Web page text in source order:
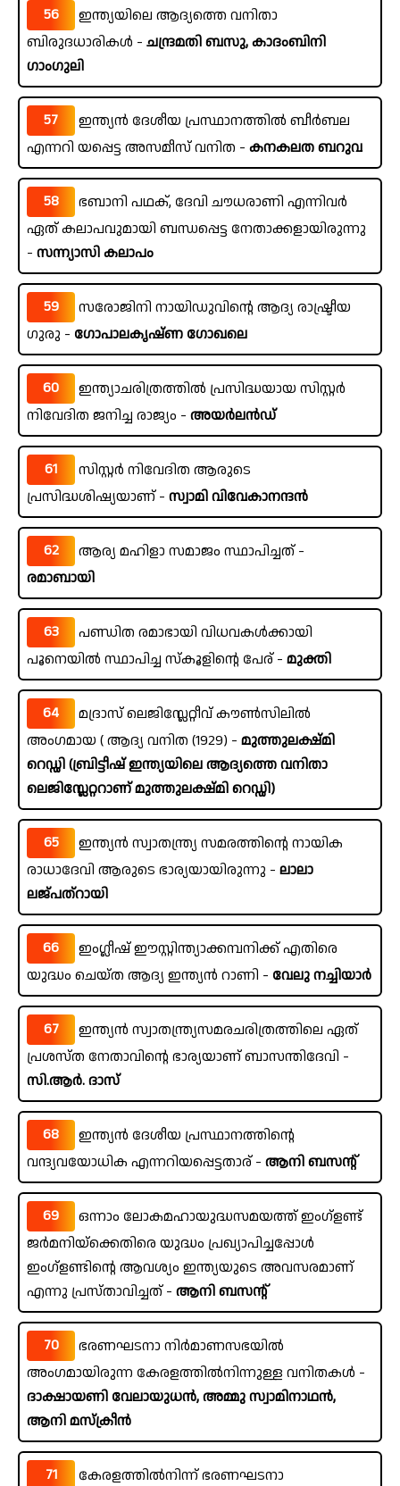
56
ഇന്ത്യയിലെ ആദ്യത്തെ വനിതാ
ബിരുദധാരികൾ - ചന്ദ്രമതി ബസു, കാദംബിനി
ഗാംഗുലി
57
ഇന്ത്യൻ ദേശീയ പ്രസ്ഥാനത്തിൽ ബീർബല
എന്നറി യപ്പെട്ട അസമീസ് വനിത - കനകലത ബറുവ
58
ഭബാനി പഥക്, ദേവി ചൗധരാണി എന്നിവർ
ഏത് കലാപവുമായി ബന്ധപ്പെട്ട നേതാക്കളായിരുന്നു
- സന്ന്യാസി കലാപം
59
സരോജിനി നായിഡുവിന്റെ ആദ്യ രാഷ്ട്രീയ
ഗുരു - ഗോപാലകൃഷ്ണ ഗോഖലെ
60
ഇന്ത്യാചരിത്രത്തിൽ പ്രസിദ്ധയായ സിസ്റ്റർ
നിവേദിത ജനിച്ച രാജ്യം - അയർലൻഡ്
61
സിസ്റ്റർ നിവേദിത ആരുടെ
പ്രസിദ്ധശിഷ്യയാണ് - സ്വാമി വിവേകാനന്ദൻ
62
ആര്യ മഹിളാ സമാജം സ്ഥാപിച്ചത് -
രമാബായി
63
പണ്ഡിത രമാഭായി വിധവകൾക്കായി
പൂനെയിൽ സ്ഥാപിച്ച സ്കൂളിന്റെ പേര് - മുക്തി
64
മദ്രാസ് ലെജിസ്ലേറ്റീവ് കൗൺസിലിൽ
അംഗമായ ( ആദ്യ വനിത (1929) - മുത്തുലക്ഷ്മി
റെഡ്ഡി (ബ്രിട്ടീഷ് ഇന്ത്യയിലെ ആദ്യത്തെ വനിതാ
ലെജിസ്ലേറ്ററാണ് മുത്തുലക്ഷ്മി റെഡ്ഡി)
65
ഇന്ത്യൻ സ്വാതന്ത്ര്യ സമരത്തിന്റെ നായിക
രാധാദേവി ആരുടെ ഭാര്യയായിരുന്നു - ലാലാ
ലജ്പത്റായി
66
ഇംഗ്ലീഷ് ഈസ്റ്റിന്ത്യാക്കമ്പനിക്ക് എതിരെ
യുദ്ധം ചെയ്ത ആദ്യ ഇന്ത്യൻ റാണി - വേലു നച്ചിയാർ
67
ഇന്ത്യൻ സ്വാതന്ത്ര്യസമരചരിത്രത്തിലെ ഏത്
പ്രശസ്ത നേതാവിന്റെ ഭാര്യയാണ് ബാസന്തിദേവി -
സി.ആർ. ദാസ്
68
ഇന്ത്യൻ ദേശീയ പ്രസ്ഥാനത്തിന്റെ
വന്ദ്യവയോധിക എന്നറിയപ്പെട്ടതാര് - ആനി ബസന്റ്
69
ഒന്നാം ലോകമഹായുദ്ധസമയത്ത് ഇംഗ്ളണ്ട്
ജർമനിയ്ക്കെതിരെ യുദ്ധം പ്രഖ്യാപിച്ചപ്പോൾ
ഇംഗ്ളണ്ടിന്റെ ആവശ്യം ഇന്ത്യയുടെ അവസരമാണ്
എന്നു പ്രസ്താവിച്ചത് - ആനി ബസന്റ്
70
ഭരണഘടനാ നിർമാണസഭയിൽ
അംഗമായിരുന്ന കേരളത്തിൽനിന്നുള്ള വനിതകൾ -
ദാക്ഷായണി വേലായുധൻ, അമ്മു സ്വാമിനാഥൻ,
ആനി മസ്ക്രീൻ
71
കേരളത്തിൽനിന്ന് ഭരണഘടനാ